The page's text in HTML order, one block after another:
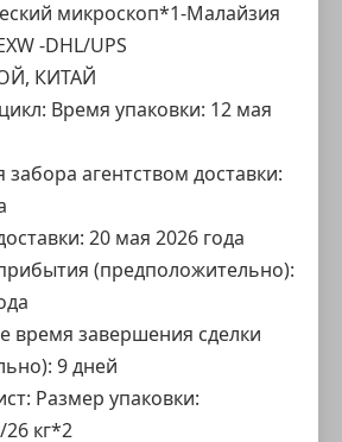
микроскоп*1-Малайзия
-DHL/UPS
Время упаковки: 12 мая
агентством доставки:
20 мая 2026 года
(предположительно):
время завершения сделки
9 дней
Размер упаковки:
кг*2